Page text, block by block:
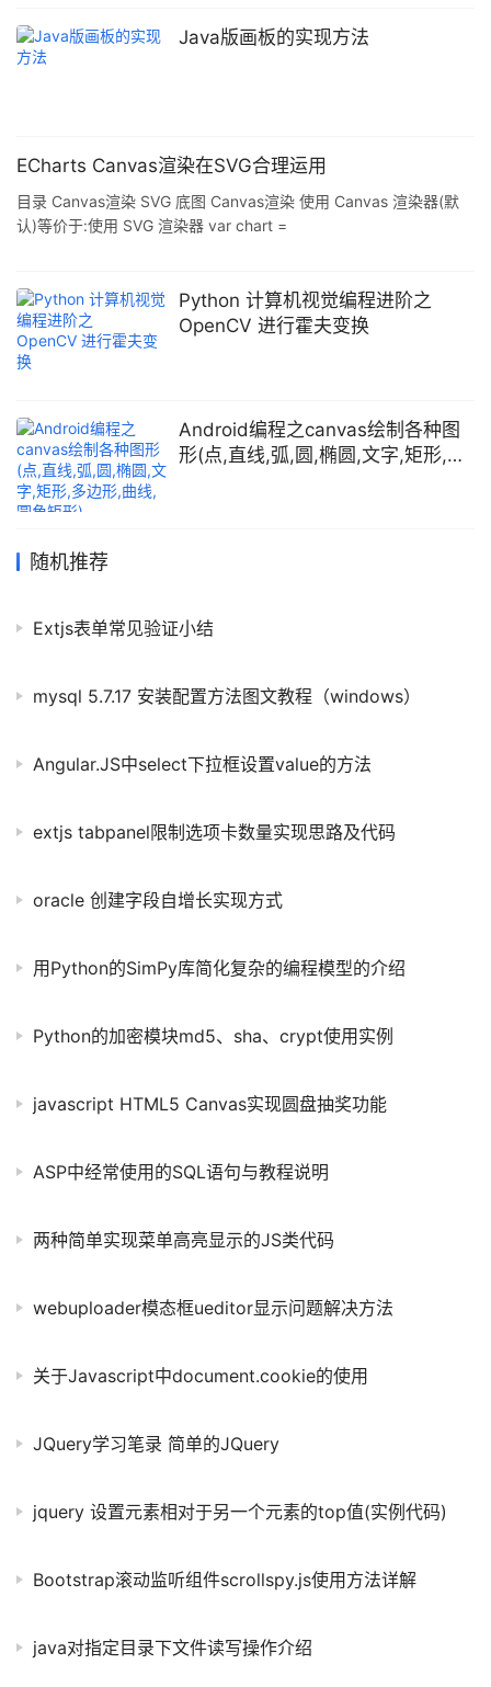
import ImageFont def draw_test(): #生成深蓝色绘图画布 array =
np.ndarray((480,
Java版画板的实现方法
ECharts Canvas渲染在SVG合理运用
目录 Canvas渲染 SVG 底图 Canvas渲染 使用 Canvas 渲染器(默
认)等价于:使用 SVG 渲染器 var chart =
echarts.init(containerDom, null, {renderer: 'svg'}); 在大多数浏览
器侧图库中,将选择SV
Python 计算机视觉编程进阶之
OpenCV 进行霍夫变换
Android编程之canvas绘制各种图
形(点,直线,弧,圆,椭圆,文字,矩形,多
随机推荐
Extjs表单常见验证小结
mysql 5.7.17 安装配置方法图文教程（windows）
Angular.JS中select下拉框设置value的方法
extjs tabpanel限制选项卡数量实现思路及代码
oracle 创建字段自增长实现方式
用Python的SimPy库简化复杂的编程模型的介绍
Python的加密模块md5、sha、crypt使用实例
javascript HTML5 Canvas实现圆盘抽奖功能
ASP中经常使用的SQL语句与教程说明
两种简单实现菜单高亮显示的JS类代码
webuploader模态框ueditor显示问题解决方法
关于Javascript中document.cookie的使用
JQuery学习笔录 简单的JQuery
jquery 设置元素相对于另一个元素的top值(实例代码)
Bootstrap滚动监听组件scrollspy.js使用方法详解
java对指定目录下文件读写操作介绍